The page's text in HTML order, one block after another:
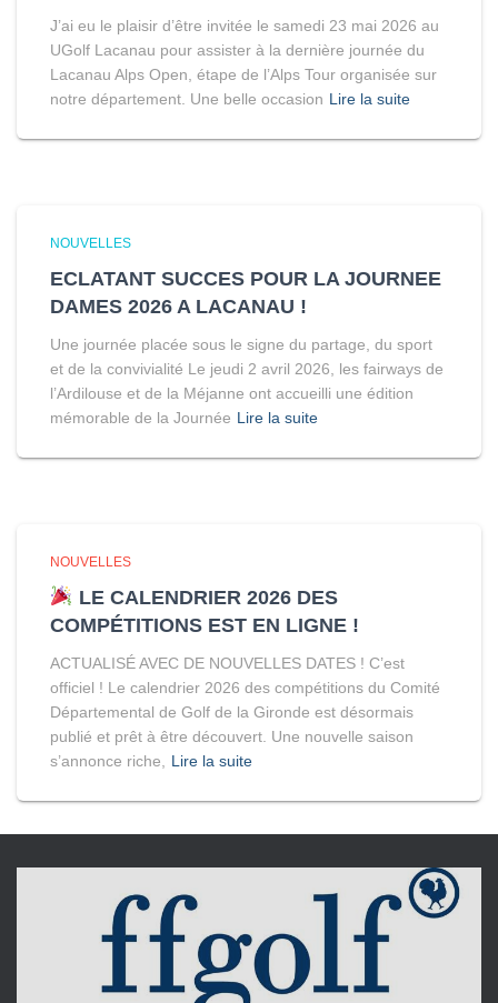
J’ai eu le plaisir d’être invitée le samedi 23 mai 2026 au
UGolf Lacanau pour assister à la dernière journée du
Lacanau Alps Open, étape de l’Alps Tour organisée sur
notre département. Une belle occasion Lire la suite
NOUVELLES
ECLATANT SUCCES POUR LA JOURNEE
DAMES 2026 A LACANAU !
Une journée placée sous le signe du partage, du sport
et de la convivialité Le jeudi 2 avril 2026, les fairways de
l’Ardilouse et de la Méjanne ont accueilli une édition
mémorable de la Journée Lire la suite
NOUVELLES
LE CALENDRIER 2026 DES
COMPÉTITIONS EST EN LIGNE !
ACTUALISÉ AVEC DE NOUVELLES DATES ! C’est
officiel ! Le calendrier 2026 des compétitions du Comité
Départemental de Golf de la Gironde est désormais
publié et prêt à être découvert. Une nouvelle saison
s’annonce riche,
Lire la suite